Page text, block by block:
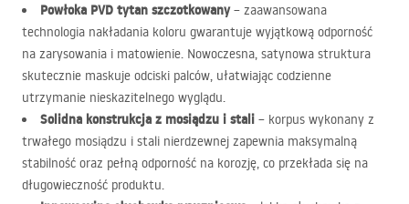
Powłoka PVD tytan szczotkowany– zaawansowana
technologia nakładania koloru gwarantuje wyjątkową odporność
na zarysowania i matowienie. Nowoczesna, satynowa struktura
skutecznie maskuje odciski palców, ułatwiając codzienne
utrzymanie nieskazitelnego wyglądu.
Solidna konstrukcja z mosiądzu i stali – korpus wykonany z
trwałego mosiądzu i stali nierdzewnej zapewnia maksymalną
stabilność oraz pełną odporność na korozję, co przekłada się na
długowieczność produktu.